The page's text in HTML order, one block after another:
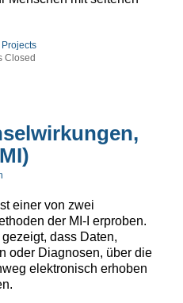
Projects
Closed
einer von zwei
der MI-I erproben.
dass Daten,
oder Diagnosen, über die
elektronisch erhoben